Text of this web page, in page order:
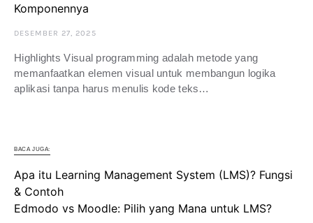
Komponennya
DESEMBER 27, 2025
Highlights Visual programming adalah metode yang
memanfaatkan elemen visual untuk membangun logika
aplikasi tanpa harus menulis kode teks…
BACA JUGA:
Apa itu Learning Management System (LMS)? Fungsi
& Contoh
Edmodo vs Moodle: Pilih yang Mana untuk LMS?